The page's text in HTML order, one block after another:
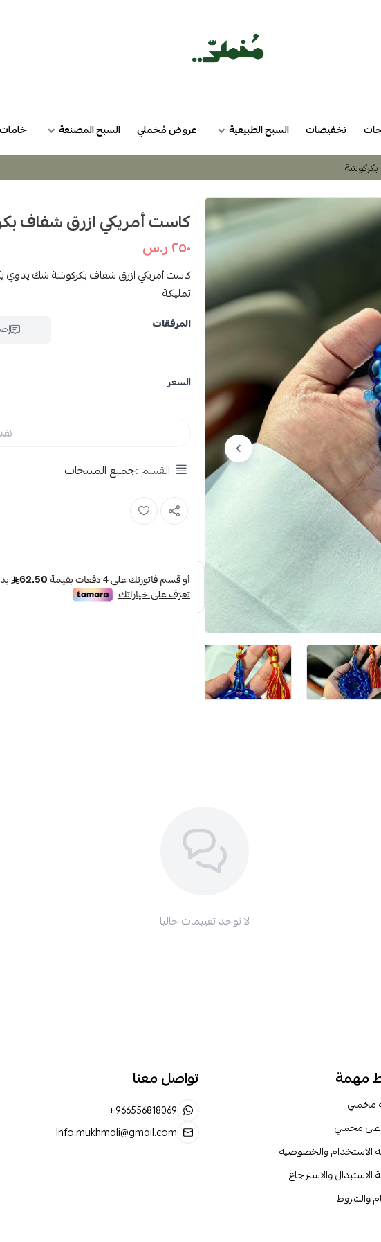
تخفيضات السبح الطبيعية عروض مُخملي السبح المصنعة
كاست أمريكي ازرق شفاف
٢٥٠ ر.س
كاست أمريكي ازرق شفاف بكركوشة شك يدوي
تمليكة
المرفقات
السعر
القسم :جميع المنتجات
لا توجد تقييمات حاليا
مهمة
مخملي
مخملي
الاستخدام والخصوصية
والاسترجاع
والشروط
تواصل معنا
+966556818069
Info.mukhmali@gmail.com